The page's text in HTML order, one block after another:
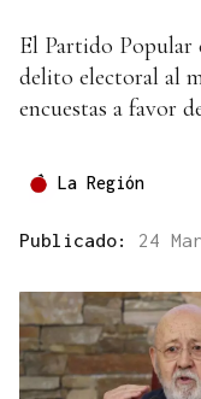
El Partido Popular
delito electoral al
encuestas a favor
La Región
Publicado: 24